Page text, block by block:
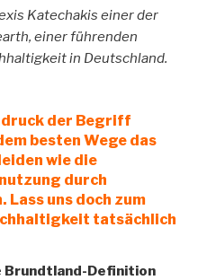
Katechakis einer der
einer führenden
in Deutschland.
der Begriff
besten Wege das
wie die
durch
uns doch zum
tatsächlich
Brundtland-Definition